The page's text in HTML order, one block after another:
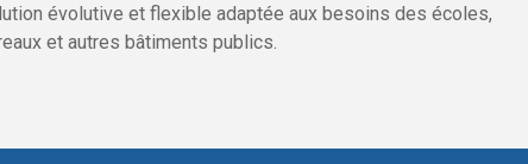
évolutive et flexible adaptée aux besoins des écoles,
et autres bâtiments publics.